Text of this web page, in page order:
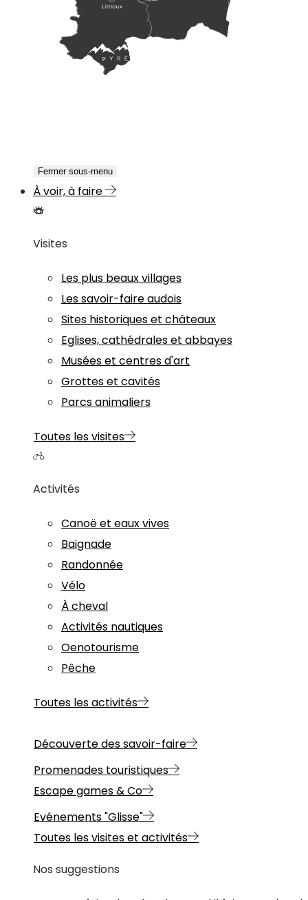
Fermer sous-menu
À voir, à faire
Visites
Les plus beaux villages
Les savoir-faire audois
Sites historiques et châteaux
Eglises, cathédrales et abbayes
Musées et centres d'art
Grottes et cavités
Parcs animaliers
Toutes les visites
Activités
Canoë et eaux vives
Baignade
Randonnée
Vélo
À cheval
Activités nautiques
Oenotourisme
Pêche
Toutes les activités
Découverte des savoir-faire
Promenades touristiques
Escape games & Co
Evénements "Glisse"
Toutes les visites et activités
Nos suggestions